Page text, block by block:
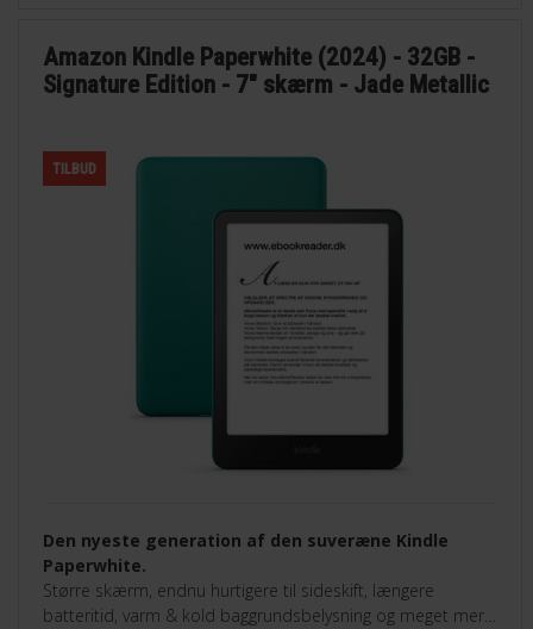
Amazon Kindle Paperwhite (2024) - 32GB -
Signature Edition - 7" skærm - Jade Metallic
TILBUD
Den nyeste generation af den suveræne Kindle
Paperwhite.
Større skærm, endnu hurtigere til sideskift, længere
batteritid, varm & kold baggrundsbelysning og meget mere.